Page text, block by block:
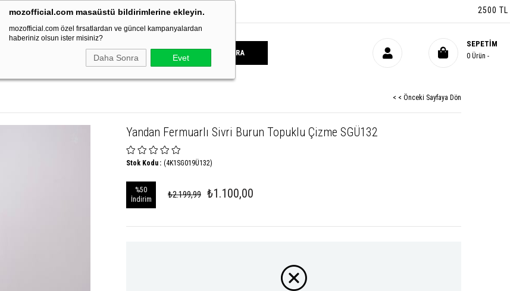
mozofficial.com masaüstü bildirimlerine ekleyin.
mozofficial.com özel fırsatlardan ve güncel kampanyalardan
haberiniz olsun ister misiniz?
Daha Sonra Evet
2500 TL
SEPETIM
0 Ürün
< < Önceki Sayfaya Dön
Yandan Fermuarlı Sivri Burun Topuklu Çizme SGÜ132
(4K1SG019Ü132)
Stok Kodu
%50
İndirim
₺2.199,99 ₺1.100,00